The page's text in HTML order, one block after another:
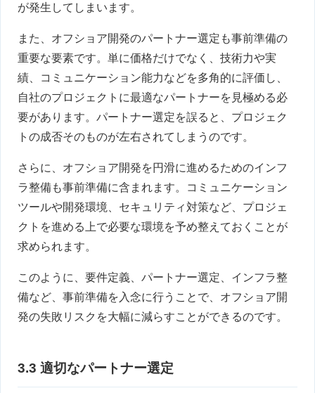
が発生してしまいます。
また、オフショア開発のパートナー選定も事前準備の
重要な要素です。単に価格だけでなく、技術力や実
績、コミュニケーション能力などを多角的に評価し、
自社のプロジェクトに最適なパートナーを見極める必
要があります。パートナー選定を誤ると、プロジェク
トの成否そのものが左右されてしまうのです。
さらに、オフショア開発を円滑に進めるためのインフ
ラ整備も事前準備に含まれます。コミュニケーション
ツールや開発環境、セキュリティ対策など、プロジェ
クトを進める上で必要な環境を予め整えておくことが
求められます。
このように、要件定義、パートナー選定、インフラ整
備など、事前準備を入念に行うことで、オフショア開
発の失敗リスクを大幅に減らすことができるのです。
3.3 適切なパートナー選定